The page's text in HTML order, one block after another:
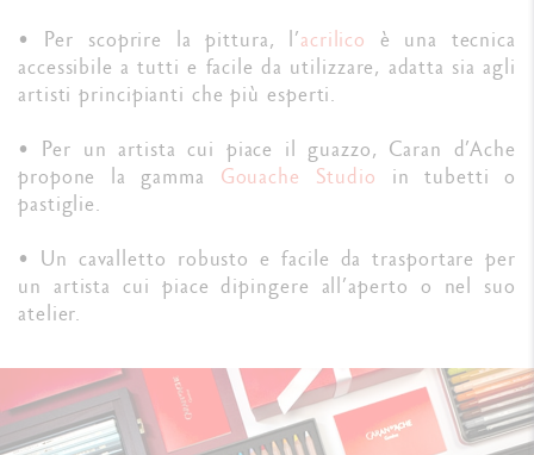
• Per scoprire la pittura, l’acrilico è una tecnica
accessibile a tutti e facile da utilizzare, adatta sia agli
artisti principianti che più esperti.
• Per un artista cui piace il guazzo, Caran d’Ache
propone la gamma Gouache Studio in tubetti o
pastiglie.
• Un cavalletto robusto e facile da trasportare per
un artista cui piace dipingere all’aperto o nel suo
atelier.